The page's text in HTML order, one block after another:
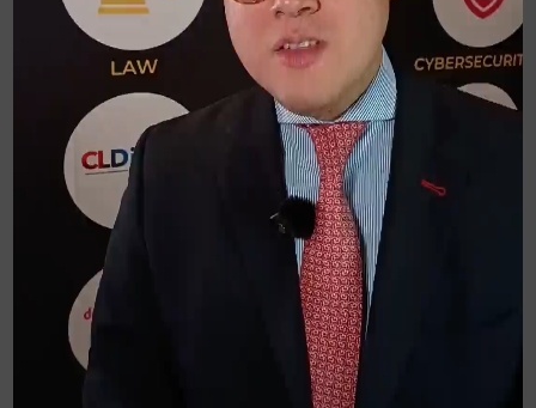
Juan Luis Núñez
Consultor internacional en